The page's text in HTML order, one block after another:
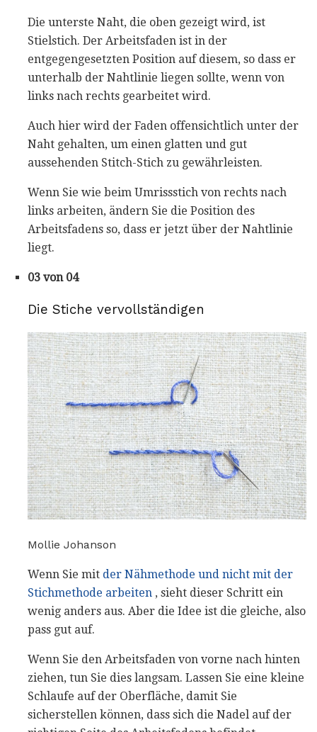
Die unterste Naht, die oben gezeigt wird, ist
Stielstich. Der Arbeitsfaden ist in der
entgegengesetzten Position auf diesem, so dass er
unterhalb der Nahtlinie liegen sollte, wenn von
links nach rechts gearbeitet wird.
Auch hier wird der Faden offensichtlich unter der
Naht gehalten, um einen glatten und gut
aussehenden Stitch-Stich zu gewährleisten.
Wenn Sie wie beim Umrissstich von rechts nach
links arbeiten, ändern Sie die Position des
Arbeitsfadens so, dass er jetzt über der Nahtlinie
liegt.
03 von 04
Die Stiche vervollständigen
Mollie Johanson
Wenn Sie mit der Nähmethode und nicht mit der
Stichmethode arbeiten , sieht dieser Schritt ein
wenig anders aus. Aber die Idee ist die gleiche, also
pass gut auf.
Wenn Sie den Arbeitsfaden von vorne nach hinten
ziehen, tun Sie dies langsam. Lassen Sie eine kleine
Schlaufe auf der Oberfläche, damit Sie
sicherstellen können, dass sich die Nadel auf der